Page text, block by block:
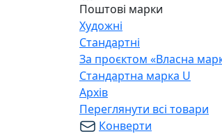
Поштові марки
Художні
Стандартні
За проєктом «Власна
Стандартна марка U
Архів
Переглянути всі товари
Конверти